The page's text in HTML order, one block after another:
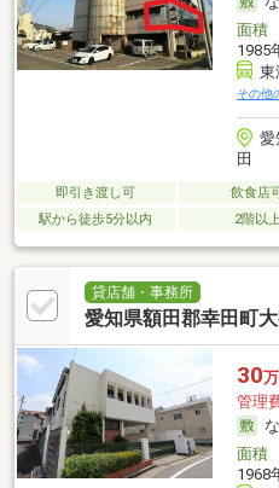
面積
1985
東
その他
愛
田
即引き渡し可 飲食店
駅から徒歩5分以内
2階以上
貸店舗・事務所
愛知県額田郡幸田町
30
管理
面積
1968